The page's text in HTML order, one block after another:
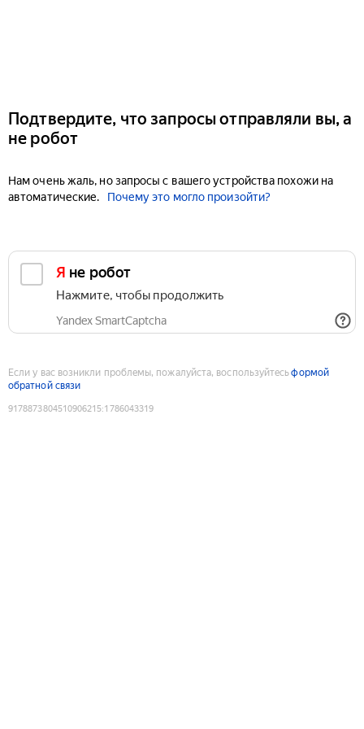
Подтвердите, что запросы отправляли вы, а
не робот
Нам очень жаль, но запросы с вашего устройства похожи на
автоматические.
Почему это могло произойти?
Я не робот
Нажмите, чтобы продолжить
Yandex SmartCaptcha
Если у вас возникли проблемы, пожалуйста, воспользуйтесьформой
обратной связи
9178873804510906215:1786043319